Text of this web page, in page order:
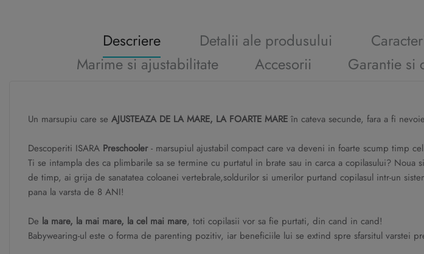
Descriere Detalii ale produsului
Marime si ajustabilitate
Accesorii Garantie si
Un marsupiu care se AJUSTEAZA DE LA MARE, LA FOARTE MARE în cateva secunde, fara a fi
Descoperiti ISARA Preschooler- marsupiul ajustabil compact care va deveni in foarte scump timp
Ti se intampla des ca plimbarile sa se termine cu purtatul in brate sau in carca a copilasului?
de timp, ai grija de sanatatea coloanei vertebrale,soldurilor si umerilor purtand copilasul intr-un
pana la varsta de 8 ANI!
De la mare, la mai mare, la cel mai mare, toti copilasii vor sa fie purtati, din cand in cand!
Babywearing-ul este o forma de parenting pozitiv, iar beneficiile lui se extind spre sfarsitul varstei